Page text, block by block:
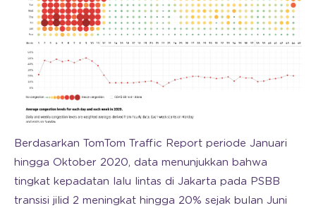
Berdasarkan TomTom Traffic Report periode Januari
hingga Oktober 2020, data menunjukkan bahwa
tingkat kepadatan lalu lintas di Jakarta pada PSBB
transisi jilid 2 meningkat hingga 20% sejak bulan Juni